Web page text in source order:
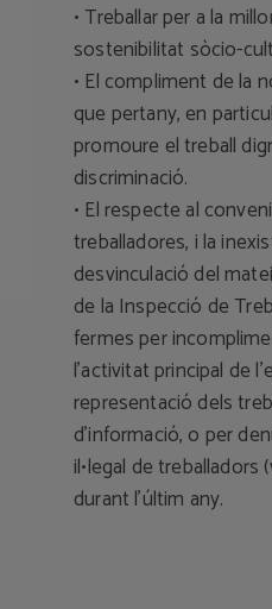
• Treballar per a la
sostenibilitat sòcio-
• El compliment de la
que pertany, en
promoure el treball
discriminació.
• El respecte al
treballadores, i la
desvinculació del
de la Inspecció de
fermes per
l'activitat principal de
representació dels
d'informació, o per
il•legal de treballadors
durant l'últim any.